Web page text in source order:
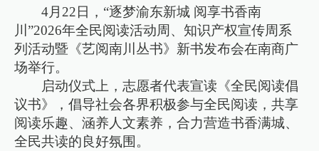
4月22日，“逐梦渝东新城 阅享书香南
川”2026年全民阅读活动周、知识产权宣传周系
列活动暨《艺阅南川丛书》新书发布会在南商广
场举行。
启动仪式上，志愿者代表宣读《全民阅读倡
议书》，倡导社会各界积极参与全民阅读，共享
阅读乐趣、涵养人文素养，合力营造书香满城、
全民共读的良好氛围。